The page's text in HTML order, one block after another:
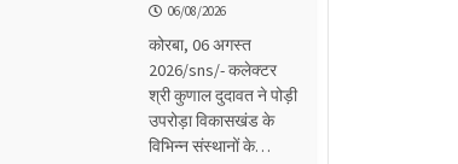
06/08/2026
कोरबा, 06 अगस्त
2026/sns/- कलेक्टर
श्री कुणाल दुदावत ने पोड़ी
उपरोड़ा विकासखंड के
विभिन्न संस्थानों के…